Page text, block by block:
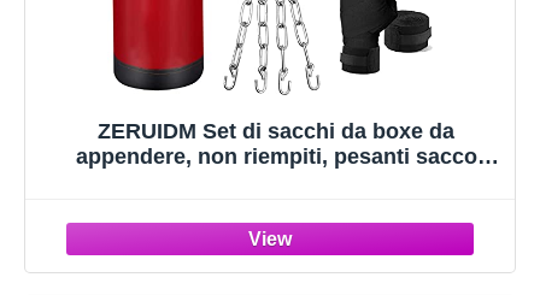
ZERUIDM Set di sacchi da boxe da
appendere, non riempiti, pesanti sacco
per MMA, Muay Thai, Karate, Taekwondo